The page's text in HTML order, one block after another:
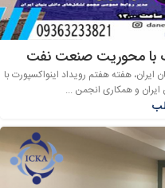
با محوریت صنعت نفت
هفته هفتم رویداد اینواکسپورت با
و همکاری انجمن ...